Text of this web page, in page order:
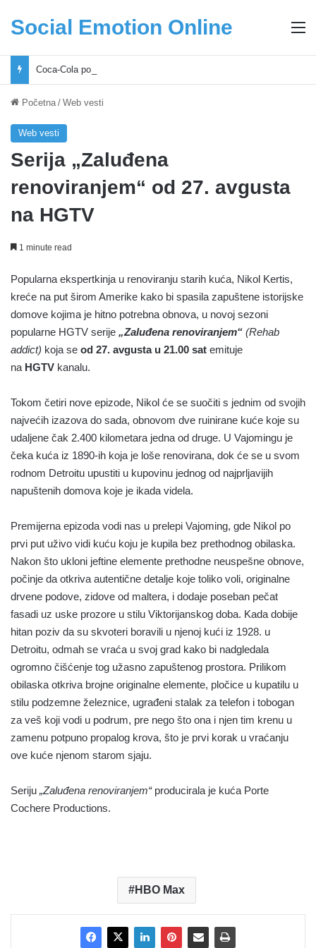
Social Emotion Online
Početna / Web vesti
Web vesti
Serija „Zaluđena
renoviranjem“ od 27. avgusta
na HGTV
1 minute read
Popularna ekspertkinja u renoviranju starih kuća, Nikol Kertis,
kreće na put širom Amerike kako bi spasila zapuštene istorijske
domove kojima je hitno potrebna obnova, u novoj sezoni
popularne HGTV serije „Zaluđena renoviranjem“ (Rehab
addict) koja se od 27. avgusta u 21.00 sat emituje
na HGTV kanalu.
Tokom četiri nove epizode, Nikol će se suočiti s jednim od svojih
najvećih izazova do sada, obnovom dve ruinirane kuće koje su
udaljene čak 2.400 kilometara jedna od druge. U Vajomingu je
čeka kuća iz 1890-ih koja je loše renovirana, dok će se u svom
rodnom Detroitu upustiti u kupovinu jednog od najprljavijih
napuštenih domova koje je ikada videla.
Premijerna epizoda vodi nas u prelepi Vajoming, gde Nikol po
prvi put uživo vidi kuću koju je kupila bez prethodnog obilaska.
Nakon što ukloni jeftine elemente prethodne neuspešne obnove,
počinje da otkriva autentične detalje koje toliko voli, originalne
drvene podove, zidove od maltera, i dodaje poseban pečat
fasadi uz uske prozore u stilu Viktorijanskog doba. Kada dobije
hitan poziv da su skvoteri boravili u njenoj kući iz 1928. u
Detroitu, odmah se vraća u svoj grad kako bi nadgledala
ogromno čišćenje tog užasno zapuštenog prostora. Prilikom
obilaska otkriva brojne originalne elemente, pločice u kupatilu u
stilu podzemne železnice, ugrađeni stalak za telefon i tobogan
za veš koji vodi u podrum, pre nego što ona i njen tim krenu u
zamenu potpuno propalog krova, što je prvi korak u vraćanju
ove kuće njenom starom sjaju.
Seriju „Zaluđena renoviranjem“producirala je kuća Porte
Cochere Productions.
HBO Max